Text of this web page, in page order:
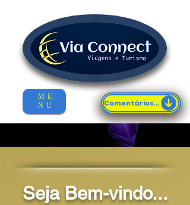
ME
NU
Comentários...
Seja Bem-vindo...